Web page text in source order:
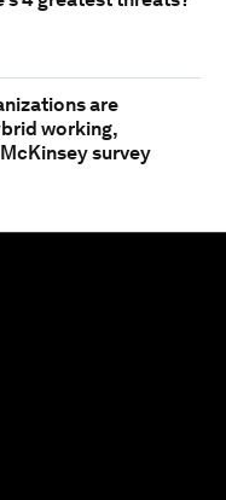
are
working,
survey